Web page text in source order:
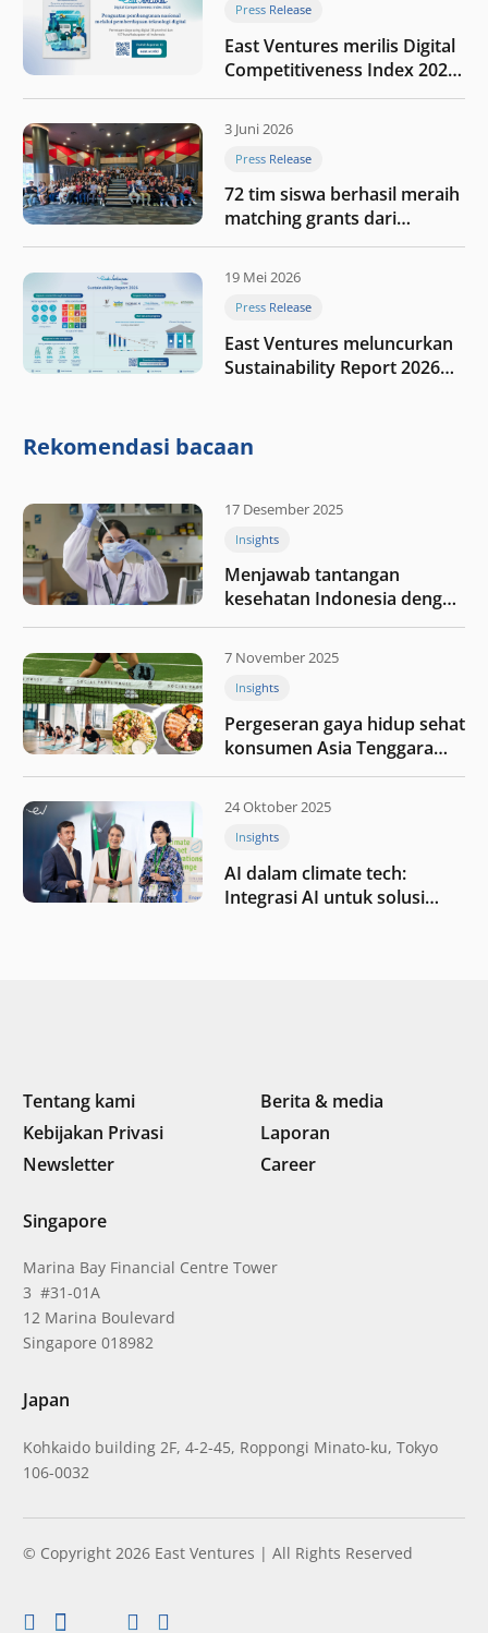
Press Release
East Ventures merilis Digital
Competitiveness Index 2026,
menyoroti fase transformasi
digital Indonesia selanjutnya
3 Juni 2026
Press Release
72 tim siswa berhasil meraih
matching grants dari
program My First $1000
19 Mei 2026
Press Release
East Ventures meluncurkan
Sustainability Report 2026
nilai melalui kedisiplinan”
Rekomendasi bacaan
17 Desember 2025
Insights
Menjawab tantangan
kesehatan Indonesia dengan
berinvestasi di teknologi
kesehatan
7 November 2025
Insights
Pergeseran gaya hidup sehat
konsumen Asia Tenggara
pada tahun 2025
24 Oktober 2025
Insights
AI dalam climate tech:
Integrasi AI untuk solusi
Tentang kami
Berita & media
Kebijakan Privasi
Laporan
Newsletter
Career
Singapore
Marina Bay Financial Centre Tower
3 #31-01A
12 Marina Boulevard
Singapore 018982
Japan
Kohkaido building 2F, 4-2-45, Roppongi Minato-ku, Tokyo
106-0032
© Copyright 2026 East Ventures | All Rights Reserved